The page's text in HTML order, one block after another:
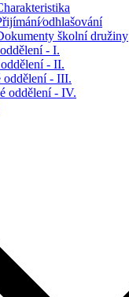
školní družiny
- I.
- II.
oddělení - III.
oddělení - IV.